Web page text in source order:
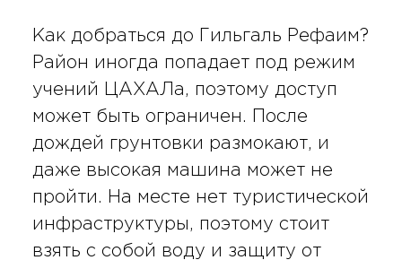
Как добраться до Гильгаль Рефаим?
Район иногда попадает под режим
учений ЦАХАЛа, поэтому доступ
может быть ограничен. После
дождей грунтовки размокают, и
даже высокая машина может не
пройти. На месте нет туристической
инфраструктуры, поэтому стоит
взять с собой воду и защиту от